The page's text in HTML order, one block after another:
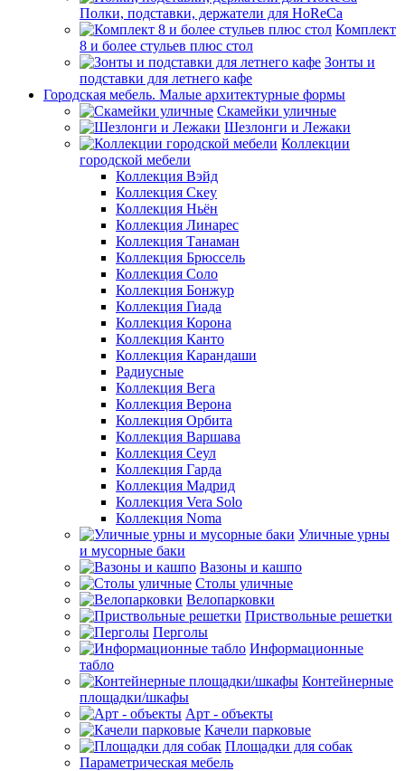
Полки, подставки, держатели для HoReCa
Комплект
8 и более стульев плюс стол
Зонты и
подставки для летнего кафе
Городская мебель. Малые архитектурные формы
Скамейки уличные
Шезлонги и Лежаки
Коллекции
городской мебели
Коллекция Вэйд
Коллекция Скеу
Коллекция Ньён
Коллекция Линарес
Коллекция Танаман
Коллекция Брюссель
Коллекция Соло
Коллекция Бонжур
Коллекция Гиада
Коллекция Корона
Коллекция Канто
Коллекция Карандаши
Радиусные
Коллекция Вега
Коллекция Верона
Коллекция Орбита
Коллекция Варшава
Коллекция Сеул
Коллекция Гарда
Коллекция Мадрид
Коллекция Vera Solo
Коллекция Noma
Уличные урны
и мусорные баки
Вазоны и кашпо
Столы уличные
Велопарковки
Приствольные решетки
Перголы
Информационные
табло
Контейнерные
площадки/шкафы
Арт - объекты
Качели парковые
Площадки для собак
Параметрическая мебель